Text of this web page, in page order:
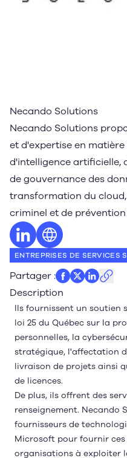
Necando Solutions
Necando Solutions
et d'expertise en
d'intelligence artificielle,
de gouvernance des
transformation du
criminel et de
Profil LinkedIn
Site web
ENTREPRISES DE SERVICES
Partager :
Description
Ils fournissent un soutien
loi 25 du Québec sur la
personnelles, la
stratégique, l'affectation
livraison de projets ainsi
de licences.
De plus, ils offrent des
renseignement. Necando
fournisseurs de
Microsoft pour fournir ces
organisations à exploiter